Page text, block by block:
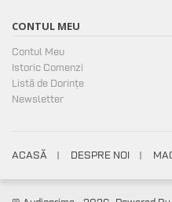
CONTUL MEU
Contul Meu
Istoric Comenzi
Listă de Dorințe
Newsletter
ACASĂ DESPRE NOI